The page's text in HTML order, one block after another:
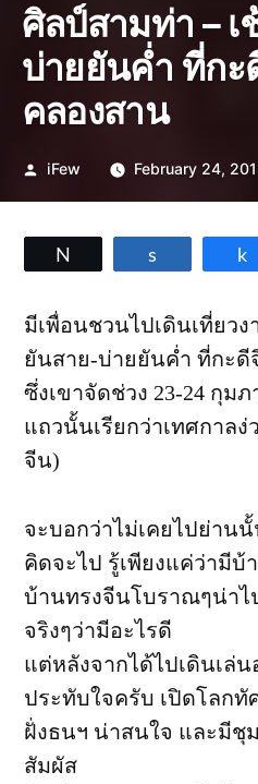
ศิลป์สามท่า –
บ่ายยันค่ำ ที่ก
คลองสาน
Posted
iFew February 24,
มีเพื่อนชวนไปเดินเที่ยว
ยันสาย-บ่ายยันค่ำ ที่กะดี
ซึ่งเขาจัดช่วง 23-24 กุม
แถวนั้นเรียกว่าเทศกาลง่
จีน)
จะบอกว่าไม่เคยไปย่าน
คิดจะไป รู้เพียงแค่ว่ามี
บ้านทรงจีนโบราณๆน่าไ
จริงๆว่ามีอะไรดี
แต่หลังจากได้ไปเดินเล่
ประทับใจครับ เปิดโลก
ฝั่งธนฯ น่าสนใจ และมีชุ
สัมผัส